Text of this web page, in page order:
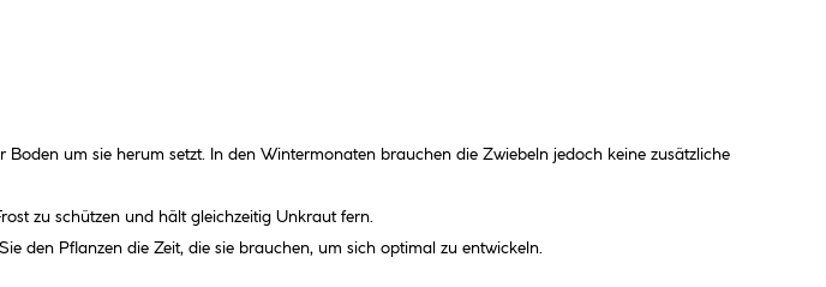
um sie herum setzt. In den Wintermonaten brauchen die Zwiebeln jedoch keine zusätzliche
zu schützen und hält gleichzeitig Unkraut fern.
den Pflanzen die Zeit, die sie brauchen, um sich optimal zu entwickeln.